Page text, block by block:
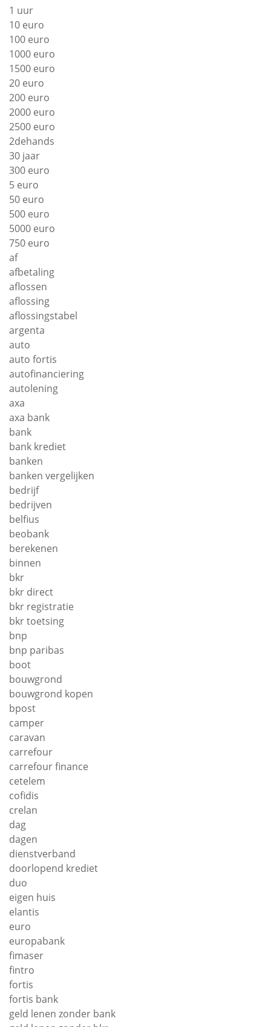
1 uur
10 euro
100 euro
1000 euro
1500 euro
20 euro
200 euro
2000 euro
2500 euro
2dehands
30 jaar
300 euro
5 euro
50 euro
500 euro
5000 euro
750 euro
af
afbetaling
aflossen
aflossing
aflossingstabel
argenta
auto
auto fortis
autofinanciering
autolening
axa
axa bank
bank
bank krediet
banken
banken vergelijken
bedrijf
bedrijven
belfius
beobank
berekenen
binnen
bkr
bkr direct
bkr registratie
bkr toetsing
bnp
bnp paribas
boot
bouwgrond
bouwgrond kopen
bpost
camper
caravan
carrefour
carrefour finance
cetelem
cofidis
crelan
dag
dagen
dienstverband
doorlopend krediet
duo
eigen huis
elantis
euro
europabank
fimaser
fintro
fortis
fortis bank
geld lenen zonder bank